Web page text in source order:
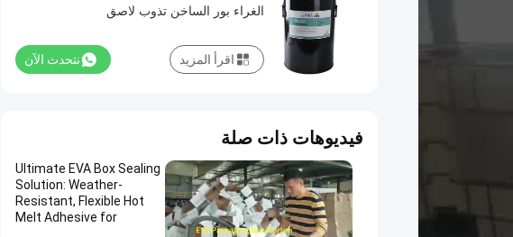
الغراء بور الساخن تذوب لاصق
نتحدث الآن اقرأ المزيد
فيديوهات ذات صلة
Ultimate EVA Box Sealing
Solution: Weather-
Resistant, Flexible Hot
Melt Adhesive for